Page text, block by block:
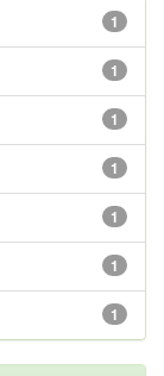
1
1
1
1
1
1
1